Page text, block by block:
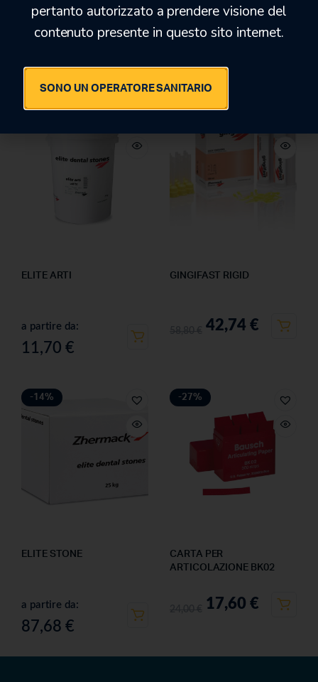
PRIMO ADESIVO per
MOLLOPLAST
28,50 24,42€
ACCU-TRAC BASETTA
COMPLETA
20,80
ELITE ARTI
a partire da:
11,70 €
GINGIFAST RIGID
42,74 €
-14%
ELITE STONE
a partire da:
87,68 €
-27%
CARTA PER
ARTICOLAZIONE BK02
17,60 €
pertanto autorizzato a prendere visione del
contenuto presente in questo sito internet.
SONO UN OPERATORE SANITARIO